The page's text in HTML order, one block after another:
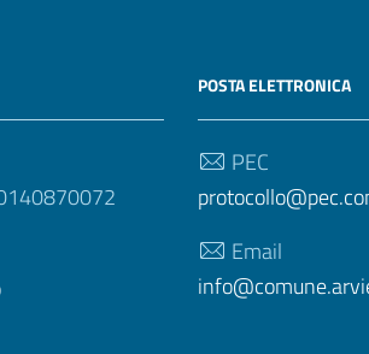
POSTA ELETTRONICA
PEC
Email